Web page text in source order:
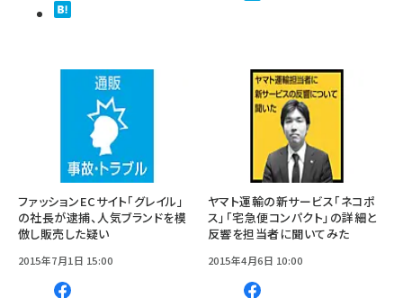
ファッションECサイト「グレイル」
の社長が逮捕、人気ブランドを模
倣し販売した疑い
2015年7月1日 15:00
ヤマト運輸の新サービス「ネコポ
ス」「宅急便コンパクト」の詳細と
反響を担当者に聞いてみた
2015年4月6日 10:00